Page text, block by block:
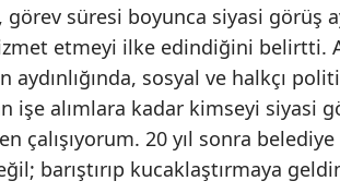
görev süresi boyunca siyasi görüş
etmeyi ilke edindiğini belirtti.
aydınlığında, sosyal ve halkçı
işe alımlara kadar kimseyi siyasi
çalışıyorum. 20 yıl sonra
barıştırıp kucaklaştırmaya